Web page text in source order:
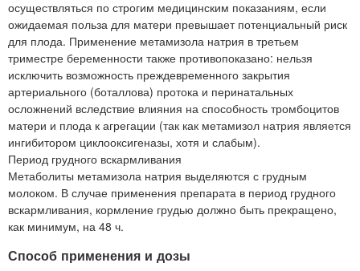
осуществляться по строгим медицинским показаниям, если
ожидаемая польза для матери превышает потенциальный риск
для плода. Применение метамизола натрия в третьем
триместре беременности также противопоказано: нельзя
исключить возможность преждевременного закрытия
артериального (боталлова) протока и перинатальных
осложнений вследствие влияния на способность тромбоцитов
матери и плода к агрегации (так как метамизол натрия является
ингибитором циклооксигеназы, хотя и слабым).
Период грудного вскармливания
Метаболиты метамизола натрия выделяются с грудным
молоком. В случае применения препарата в период грудного
вскармливания, кормление грудью должно быть прекращено,
как минимум, на 48 ч.
Способ применения и дозы